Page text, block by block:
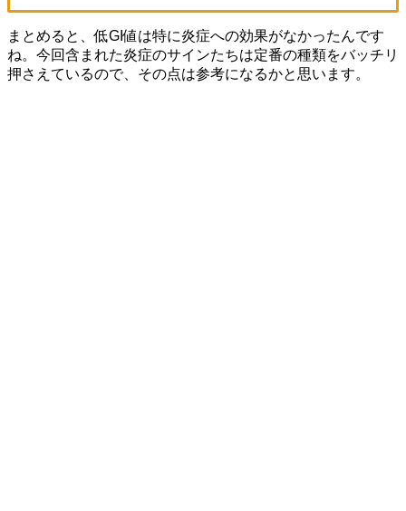
まとめると、低GI値は特に炎症への効果がなかったんです
ね。今回含まれた炎症のサインたちは定番の種類をバッチリ
押さえているので、その点は参考になるかと思います。